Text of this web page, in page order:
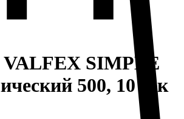
VALFEX SIMPLE
500, 10 сек